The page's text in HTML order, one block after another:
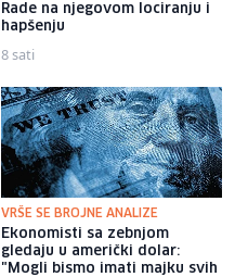
Rade na njegovom lociranju i
hapšenju
8 sati
VRŠE SE BROJNE ANALIZE
Ekonomisti sa zebnjom
gledaju u američki dolar:
"Mogli bismo imati majku svih